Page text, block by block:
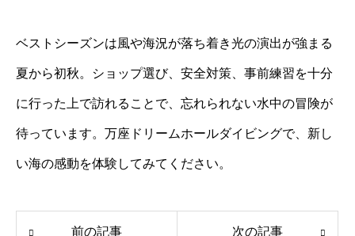
ベストシーズンは風や海況が落ち着き光の演出が強まる
夏から初秋。ショップ選び、安全対策、事前練習を十分
に行った上で訪れることで、忘れられない水中の冒険が
待っています。万座ドリームホールダイビングで、新し
い海の感動を体験してみてください。
前の記事 次の記事